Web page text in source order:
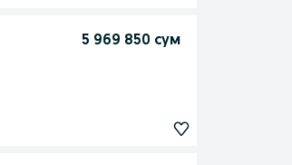
5 969 850 сум